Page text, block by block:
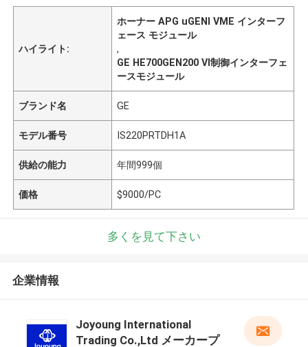
ハイライト:
ホーナー APG uGENI VME インターフ
ェース モジュール
,
GE HE700GEN200 VI制御インターフェ
ースモジュール
ブランド名 GE
モデル番号 IS220PRTDH1A
供給の能力 年間999個
価格 $9000/PC
多くを見て下さい
企業情報
Joyoung International
Trading Co.,Ltd メーカープ